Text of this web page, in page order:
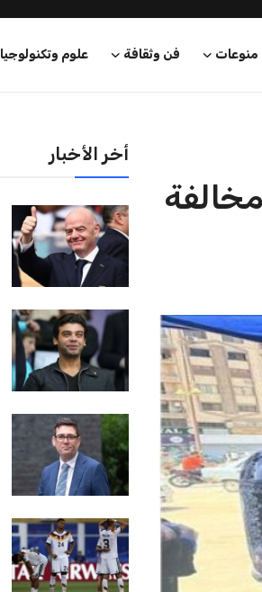
منوعات فن وثقافة علوم وتكنولوجيا
حملات مكبرة في الدقهلية تسفر عن ضبط 288 مخالفة
أخر الأخبار